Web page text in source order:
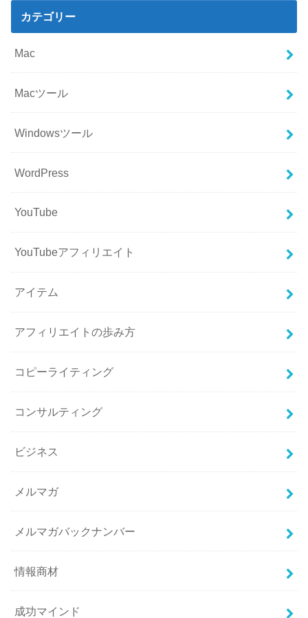
カテゴリー
Mac
Macツール
Windowsツール
WordPress
YouTube
YouTubeアフィリエイト
アイテム
アフィリエイトの歩み方
コピーライティング
コンサルティング
ビジネス
メルマガ
メルマガバックナンバー
情報商材
成功マインド